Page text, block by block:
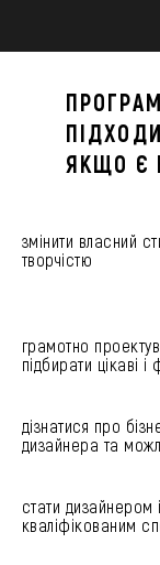
ЯКЩО Є
змінити власний
творчістю
грамотно
підбирати цікаві
дізнатися про
дизайнера та
стати дизайнером
кваліфікованим